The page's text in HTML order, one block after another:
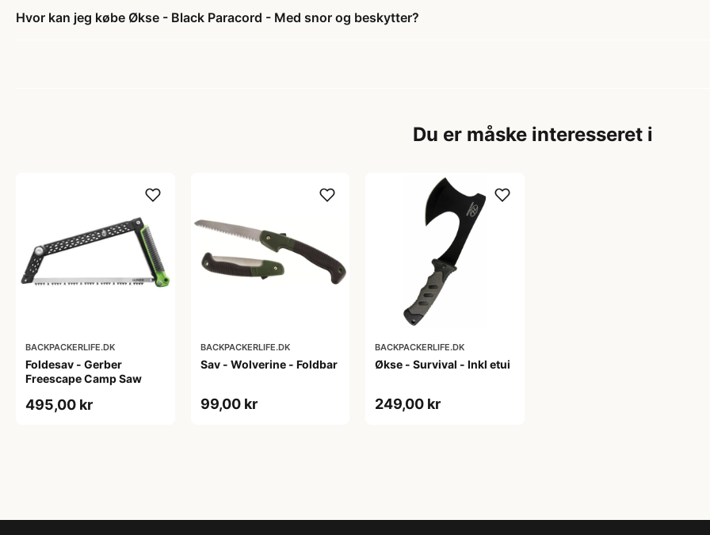
Hvor kan jeg købe Økse - Black Paracord - Med snor og beskytter?
Du er måske interesseret i
BACKPACKERLIFE.DK
Foldesav - Gerber
Freescape Camp Saw
495,00 kr
BACKPACKERLIFE.DK
Sav - Wolverine - Foldbar
99,00 kr
BACKPACKERLIFE.DK
Økse - Survival - Inkl etui
249,00 kr